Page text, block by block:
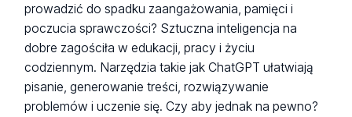
prowadzić do spadku zaangażowania, pamięci i
poczucia sprawczości? Sztuczna inteligencja na
dobre zagościła w edukacji, pracy i życiu
codziennym. Narzędzia takie jak ChatGPT ułatwiają
pisanie, generowanie treści, rozwiązywanie
problemów i uczenie się. Czy aby jednak na pewno?